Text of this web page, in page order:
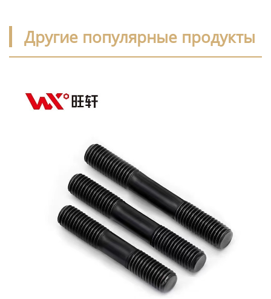
Другие популярные продукты